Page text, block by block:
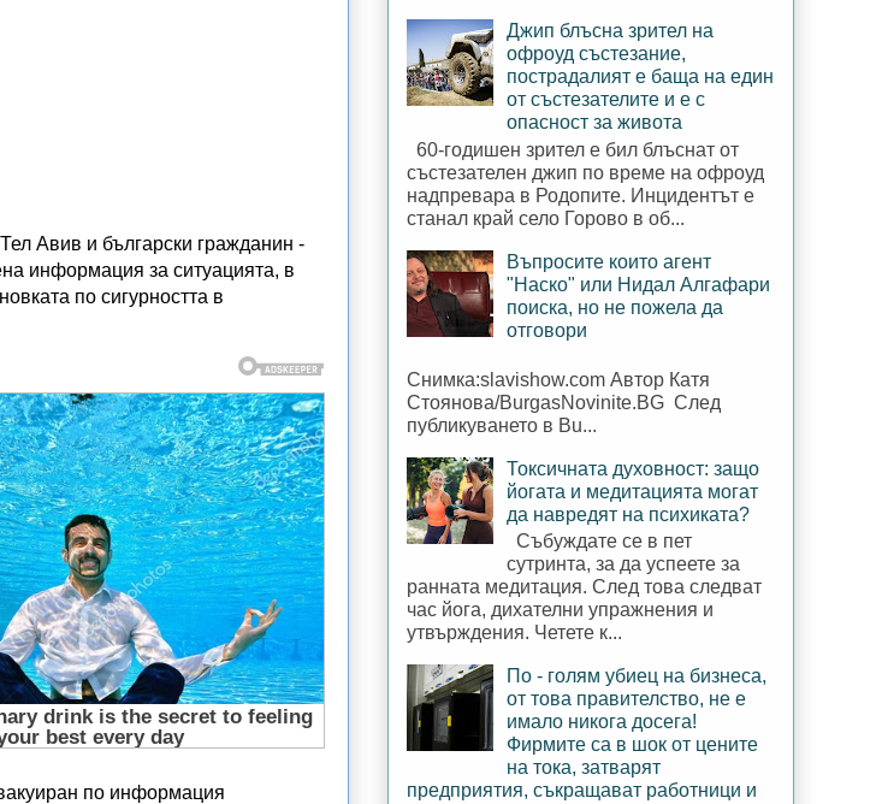
Авив и български гражданин -
информация за ситуацията, в
по сигурността в
по информация
Джип блъсна зрител на
офроуд състезание,
пострадалият е баща на един
от състезателите и е с
опасност за живота
60-годишен зрител е бил блъснат от
състезателен джип по време на офроуд
надпревара в Родопите. Инцидентът е
станал край село Горово в об...
Въпросите които агент
"Наско" или Нидал Алгафари
поиска, но не пожела да
отговори
Снимка:slavishow.com Автор Катя
Стоянова/BurgasNovinite.BG След
публикуването в Bu...
Токсичната духовност: защо
йогата и медитацията могат
да навредят на психиката?
Събуждате се в пет
сутринта, за да успеете за
ранната медитация. След това следват
час йога, дихателни упражнения и
утвърждения. Четете к...
По - голям убиец на бизнеса,
от това правителство, не е
имало никога досега!
Фирмите са в шок от цените
на тока, затварят
предприятия, съкращават работници и